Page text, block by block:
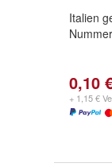
Italien
0,10
+ 1,15 €